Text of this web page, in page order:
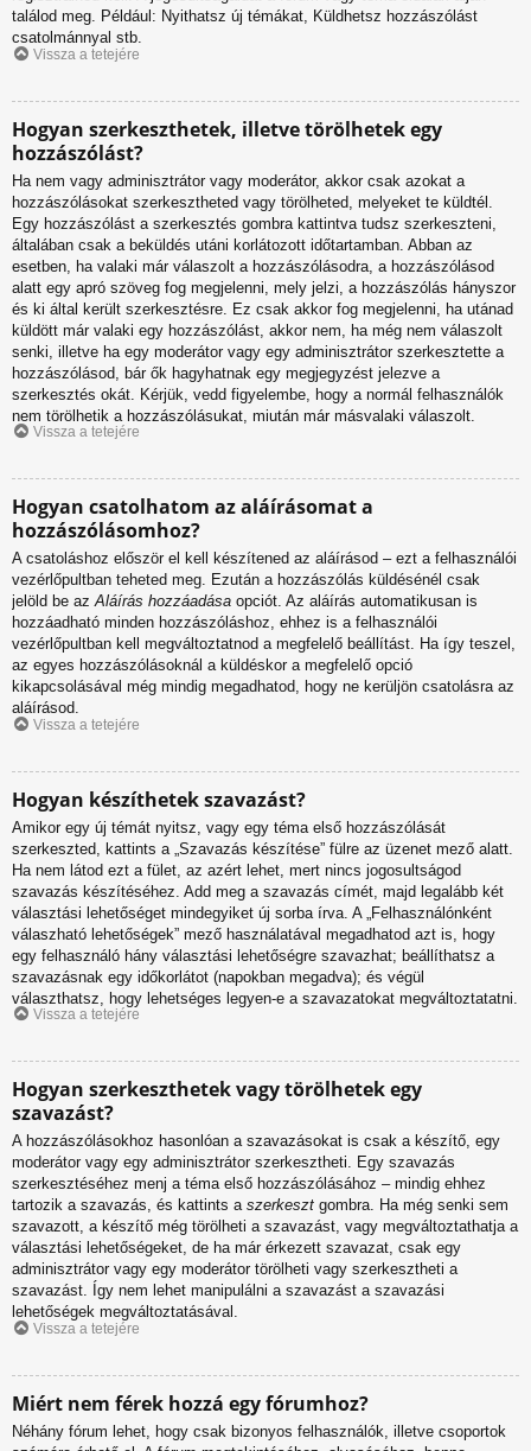
találod meg. Például: Nyithatsz új témákat, Küldhetsz hozzászólást
csatolmánnyal stb.
Vissza a tetejére
Hogyan szerkeszthetek, illetve törölhetek egy
hozzászólást?
Ha nem vagy adminisztrátor vagy moderátor, akkor csak azokat a
hozzászólásokat szerkesztheted vagy törölheted, melyeket te küldtél.
Egy hozzászólást a szerkesztés gombra kattintva tudsz szerkeszteni,
általában csak a beküldés utáni korlátozott időtartamban. Abban az
esetben, ha valaki már válaszolt a hozzászólásodra, a hozzászólásod
alatt egy apró szöveg fog megjelenni, mely jelzi, a hozzászólás hányszor
és ki által került szerkesztésre. Ez csak akkor fog megjelenni, ha utánad
küldött már valaki egy hozzászólást, akkor nem, ha még nem válaszolt
senki, illetve ha egy moderátor vagy egy adminisztrátor szerkesztette a
hozzászólásod, bár ők hagyhatnak egy megjegyzést jelezve a
szerkesztés okát. Kérjük, vedd figyelembe, hogy a normál felhasználók
nem törölhetik a hozzászólásukat, miután már másvalaki válaszolt.
Vissza a tetejére
Hogyan csatolhatom az aláírásomat a
hozzászólásomhoz?
A csatoláshoz először el kell készítened az aláírásod – ezt a felhasználói
vezérlőpultban teheted meg. Ezután a hozzászólás küldésénél csak
jelöld be azAláírás hozzáadása opciót. Az aláírás automatikusan is
hozzáadható minden hozzászóláshoz, ehhez is a felhasználói
vezérlőpultban kell megváltoztatnod a megfelelő beállítást. Ha így teszel,
az egyes hozzászólásoknál a küldéskor a megfelelő opció
kikapcsolásával még mindig megadhatod, hogy ne kerüljön csatolásra az
aláírásod.
Vissza a tetejére
Hogyan készíthetek szavazást?
Amikor egy új témát nyitsz, vagy egy téma első hozzászólását
szerkeszted, kattints a „Szavazás készítése” fülre az üzenet mező alatt.
Ha nem látod ezt a fület, az azért lehet, mert nincs jogosultságod
szavazás készítéséhez. Add meg a szavazás címét, majd legalább két
választási lehetőséget mindegyiket új sorba írva. A „Felhasználónként
válaszható lehetőségek” mező használatával megadhatod azt is, hogy
egy felhasználó hány választási lehetőségre szavazhat; beállíthatsz a
szavazásnak egy időkorlátot (napokban megadva); és végül
választhatsz, hogy lehetséges legyen-e a szavazatokat megváltoztatatni.
Vissza a tetejére
Hogyan szerkeszthetek vagy törölhetek egy
szavazást?
A hozzászólásokhoz hasonlóan a szavazásokat is csak a készítő, egy
moderátor vagy egy adminisztrátor szerkesztheti. Egy szavazás
szerkesztéséhez menj a téma első hozzászólásához – mindig ehhez
tartozik a szavazás, és kattints a szerkeszt gombra. Ha még senki sem
szavazott, a készítő még törölheti a szavazást, vagy megváltoztathatja a
választási lehetőségeket, de ha már érkezett szavazat, csak egy
adminisztrátor vagy egy moderátor törölheti vagy szerkesztheti a
szavazást. Így nem lehet manipulálni a szavazást a szavazási
lehetőségek megváltoztatásával.
Vissza a tetejére
Miért nem férek hozzá egy fórumhoz?
Néhány fórum lehet, hogy csak bizonyos felhasználók, illetve csoportok